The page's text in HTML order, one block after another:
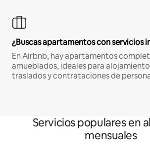
¿Buscas apartamentos con servicios
En Airbnb, hay apartamentos
amueblados, ideales para
traslados y contrataciones de
Servicios populares en
mensuales